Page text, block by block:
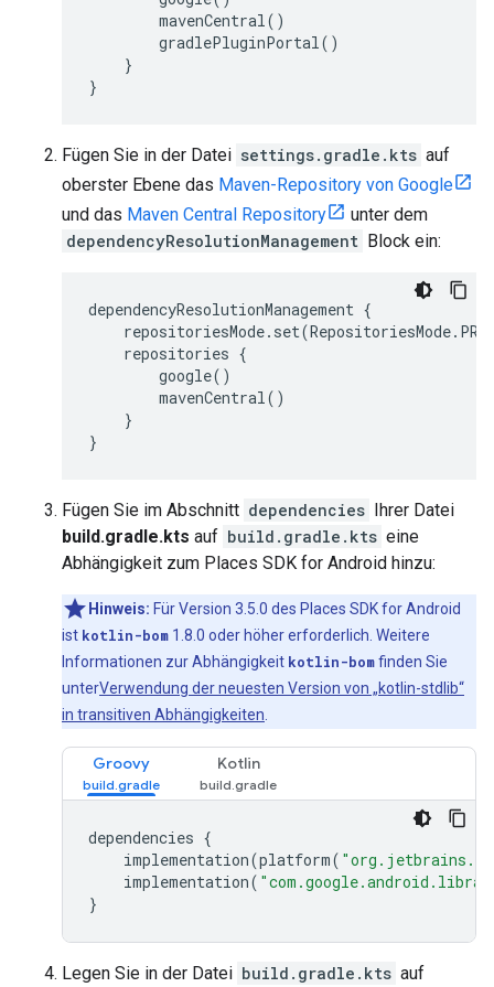
mavenCentral()
gradlePluginPortal()
}
}
Fügen Sie in der Datei settings.gradle.kts auf
oberster Ebene das Maven-Repository von Google
und das Maven Central Repository
unter dem
dependencyResolutionManagement Block ein:
dependencyResolutionManagement {
repositories {
google()
mavenCentral()
}
}
Fügen Sie im Abschnitt dependencies Ihrer Datei
build.gradle.kts auf build.gradle.kts eine
Abhängigkeit zum Places SDK for Android hinzu:
Hinweis: Für Version 3.5.0 des Places SDK for Android
ist kotlin-bom 1.8.0 oder höher erforderlich. Weitere
Informationen zur Abhängigkeit kotlin-bomfinden Sie
unterVerwendung der neuesten Version von „kotlin-stdlib“
in transitiven Abhängigkeiten
Groovy Kotlin
dependencies {
implementation(platform(
implementation(
}
Legen Sie in der Datei build.gradle.kts auf